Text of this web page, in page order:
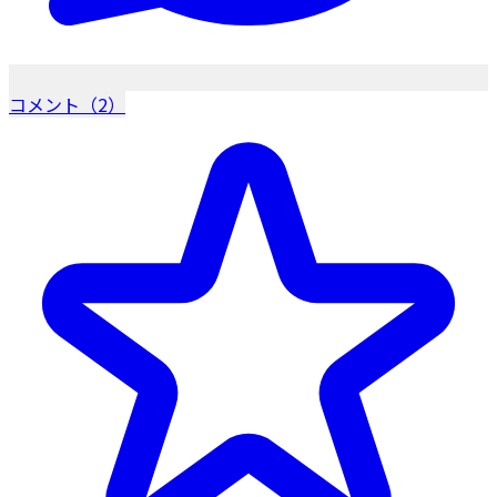
コメント（2）